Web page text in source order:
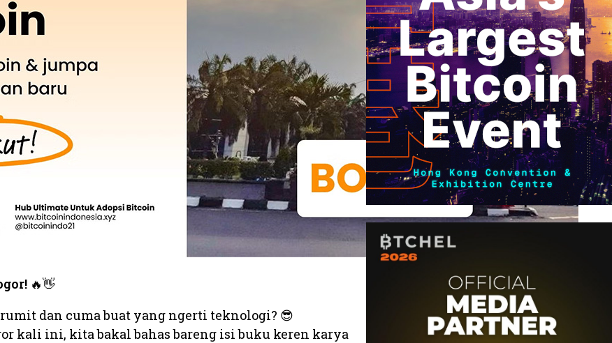
🔥👋
dan cuma buat yang ngerti teknologi? 😎
kali ini, kita bakal bahas bareng isi buku keren karya